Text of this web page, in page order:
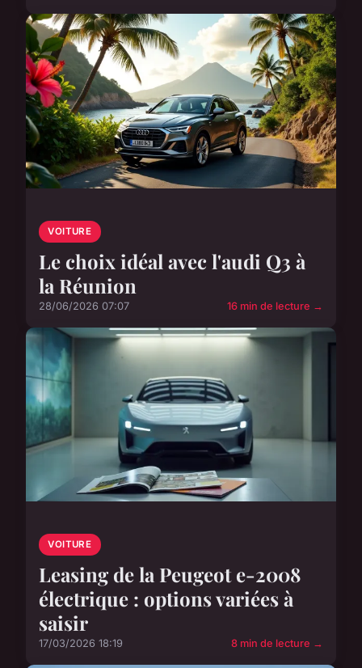
VOITURE
Le choix idéal avec l'audi Q3 à
la Réunion
28/06/2026 07:07 16 min de lecture →
VOITURE
Leasing de la Peugeot e-2008
électrique : options variées à
saisir
17/03/2026 18:19 8 min de lecture →